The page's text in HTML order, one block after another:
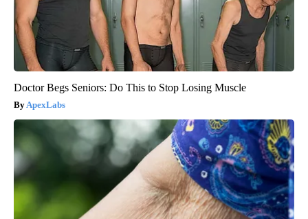
Doctor Begs Seniors: Do This to Stop Losing Muscle
ApexLabs